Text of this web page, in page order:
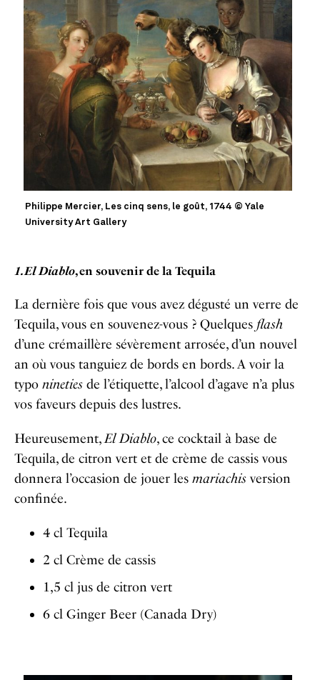
Philippe Mercier, Les cinq sens, le goût, 1744 © Yale
University Art Gallery
1. El Diablo, en souvenir de la Tequila
La dernière fois que vous avez dégusté un verre de
Tequila, vous en souvenez-vous ? Quelques flash
d’une crémaillère sévèrement arrosée, d’un nouvel
an où vous tanguiez de bords en bords. A voir la
typo nineties de l’étiquette, l’alcool d’agave n’a plus
vos faveurs depuis des lustres.
Heureusement,El Diablo, ce cocktail à base de
Tequila, de citron vert et de crème de cassis vous
donnera l’occasion de jouer les mariachisversion
confinée.
4 cl Tequila
2 cl Crème de cassis
1,5 cl jus de citron vert
6 cl Ginger Beer (Canada Dry)